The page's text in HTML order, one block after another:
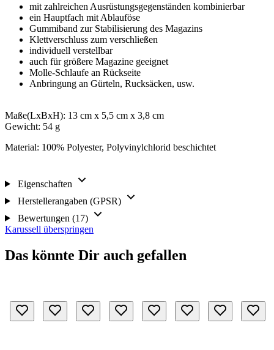
mit zahlreichen Ausrüstungsgegenständen kombinierbar
ein Hauptfach mit Ablauföse
Gummiband zur Stabilisierung des Magazins
Klettverschluss zum verschließen
individuell verstellbar
auch für größere Magazine geeignet
Molle-Schlaufe an Rückseite
Anbringung an Gürteln, Rucksäcken, usw.
Maße(LxBxH): 13 cm x 5,5 cm x 3,8 cm
Gewicht: 54 g
Material: 100% Polyester, Polyvinylchlorid beschichtet
Eigenschaften
Herstellerangaben (GPSR)
Bewertungen (17)
Karussell überspringen
Das könnte Dir auch gefallen